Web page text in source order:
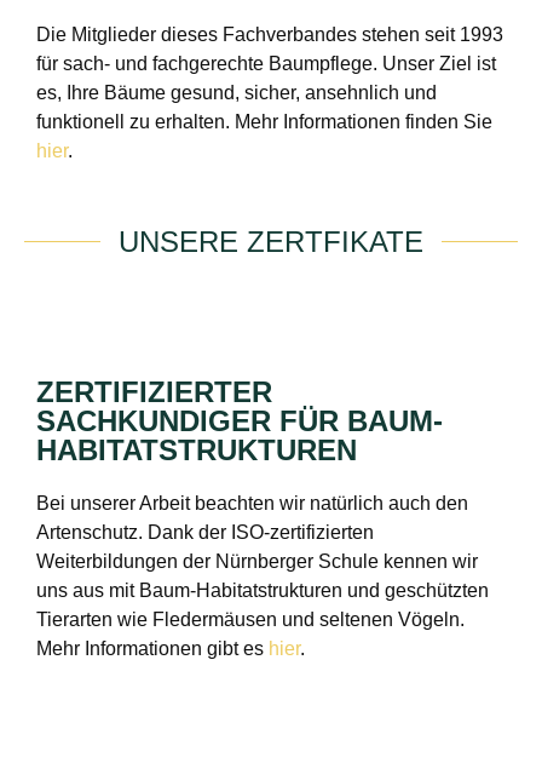
Die Mitglieder dieses Fachverbandes stehen seit 1993
für sach- und fachgerechte Baumpflege. Unser Ziel ist
es, Ihre Bäume gesund, sicher, ansehnlich und
funktionell zu erhalten. Mehr Informationen finden Sie
hier.
UNSERE ZERTFIKATE
ZERTIFIZIERTER
SACHKUNDIGER FÜR BAUM-
HABITATSTRUKTUREN
Bei unserer Arbeit beachten wir natürlich auch den
Artenschutz. Dank der ISO-zertifizierten
Weiterbildungen der Nürnberger Schule kennen wir
uns aus mit Baum-Habitatstrukturen und geschützten
Tierarten wie Fledermäusen und seltenen Vögeln.
Mehr Informationen gibt es hier.